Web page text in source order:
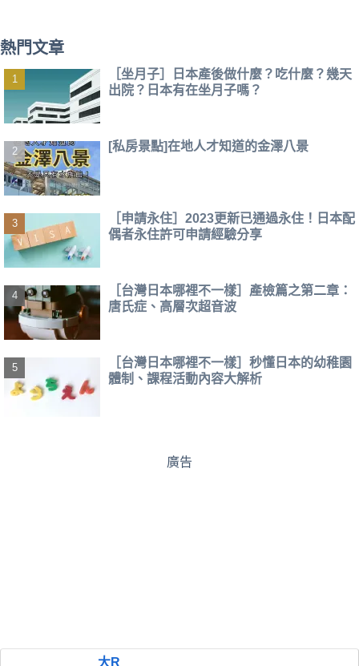
熱門文章
［坐月子］日本產後做什麼？吃什麼？幾天
出院？日本有在坐月子嗎？
[私房景點]在地人才知道的金澤八景
［申請永住］2023更新已通過永住！日本配
偶者永住許可申請經驗分享
［台灣日本哪裡不一樣］產檢篇之第二章：
唐氏症、高層次超音波
［台灣日本哪裡不一樣］秒懂日本的幼稚園
體制、課程活動內容大解析
廣告
大R